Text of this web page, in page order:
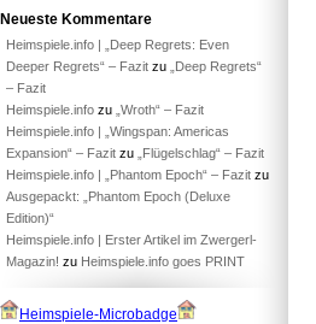
Neueste Kommentare
Heimspiele.info | „Deep Regrets: Even
Deeper Regrets“ – Fazit zu
„Deep Regrets“
– Fazit
Heimspiele.info zu „Wroth“ – Fazit
Heimspiele.info | „Wingspan: Americas
Expansion“ – Fazit zu
„Flügelschlag“ – Fazit
Heimspiele.info | „Phantom Epoch“ – Fazit zu
Ausgepackt: „Phantom Epoch (Deluxe
Edition)“
Heimspiele.info | Erster Artikel im Zwergerl-
Magazin! zu Heimspiele.info goes PRINT
Heimspiele-Microbadge